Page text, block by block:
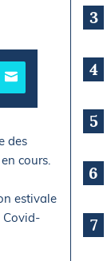
des
cours.
estivale
Covid-
3
4
5
6
7